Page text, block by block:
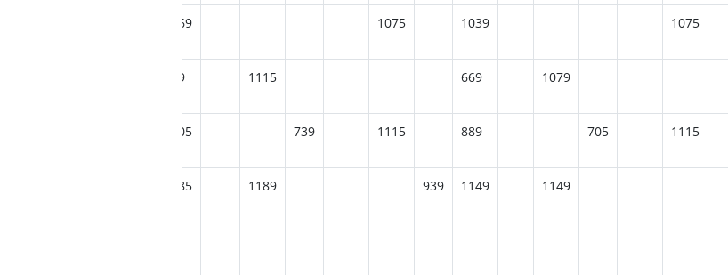
1169 1075 1039 1075
839 1115 669 1079
1205 739 1115 889 705 1115
1285 1189 939 1149 1149